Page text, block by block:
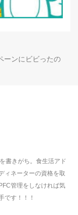
ーンにビビったの
書きがち。食生活アド
ィネーターの資格を取
管理をしなければ気
です！！！